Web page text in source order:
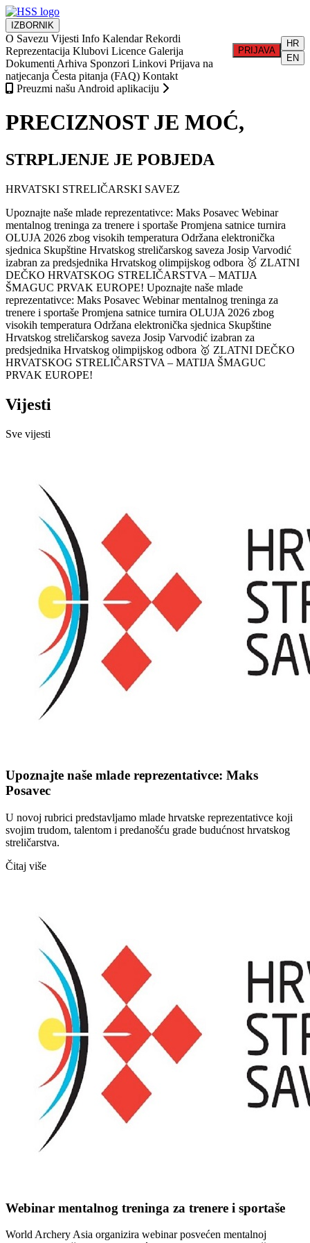
IZBORNIK
O Savezu Vijesti Info Kalendar Rekordi
Reprezentacija Klubovi Licence Galerija
Dokumenti Arhiva Sponzori Linkovi Prijava na
natjecanja Česta pitanja (FAQ) Kontakt
PRIJAVA
HR
EN
Preuzmi našu Android aplikaciju
PRECIZNOST JE MOĆ,
STRPLJENJE JE POBJEDA
HRVATSKI STRELIČARSKI SAVEZ
Upoznajte naše mlade reprezentativce: Maks Posavec Webinar
mentalnog treninga za trenere i sportaše Promjena satnice turnira
OLUJA 2026 zbog visokih temperatura Održana elektronička
sjednica Skupštine Hrvatskog streličarskog saveza Josip Varvodić
izabran za predsjednika Hrvatskog olimpijskog odbora 🥇 ZLATNI
DEČKO HRVATSKOG STRELIČARSTVA – MATIJA
ŠMAGUC PRVAK EUROPE! Upoznajte naše mlade
reprezentativce: Maks Posavec Webinar mentalnog treninga za
trenere i sportaše Promjena satnice turnira OLUJA 2026 zbog
visokih temperatura Održana elektronička sjednica Skupštine
Hrvatskog streličarskog saveza Josip Varvodić izabran za
predsjednika Hrvatskog olimpijskog odbora 🥇 ZLATNI DEČKO
HRVATSKOG STRELIČARSTVA – MATIJA ŠMAGUC
PRVAK EUROPE!
Vijesti
Sve vijesti
Upoznajte naše mlade reprezentativce: Maks
Posavec
U novoj rubrici predstavljamo mlade hrvatske reprezentativce koji
svojim trudom, talentom i predanošću grade budućnost hrvatskog
streličarstva.
Čitaj više
Webinar mentalnog treninga za trenere i sportaše
World Archery Asia organizira webinar posvećen mentalnoj